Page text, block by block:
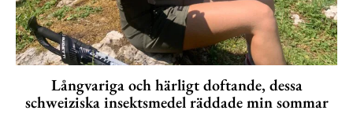
Långvariga och härligt doftande, dessa
schweiziska insektsmedel räddade min sommar